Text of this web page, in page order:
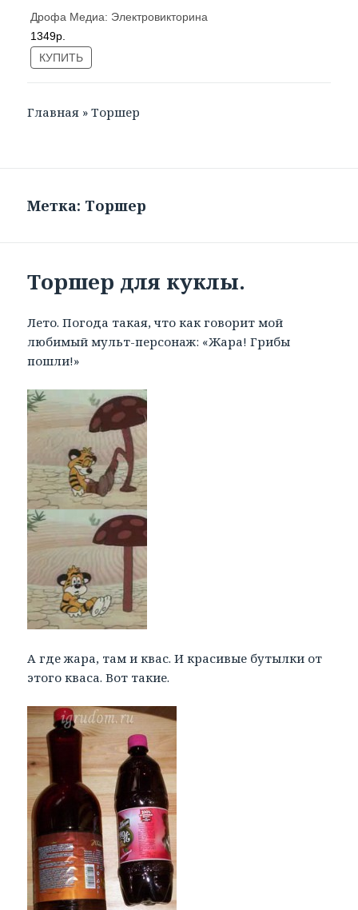
Дрофа Медиа: Электровикторина
1349р.
КУПИТЬ
Главная »Торшер
Метка: Торшер
Торшер для куклы.
Лето. Погода такая, что как говорит мой
любимый мульт-персонаж: «Жара! Грибы
пошли!»
А где жара, там и квас. И красивые бутылки от
этого кваса. Вот такие.